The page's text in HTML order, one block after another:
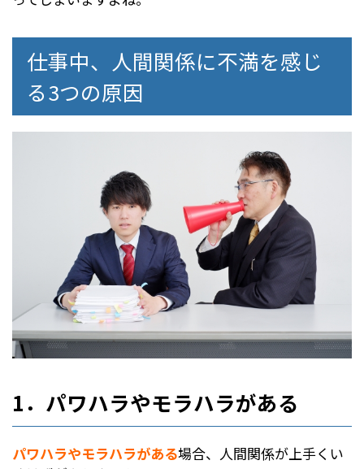
仕事中、人間関係に不満を感じ
る3つの原因
1．パワハラやモラハラがある
パワハラやモラハラがある場合、人間関係が上手くい